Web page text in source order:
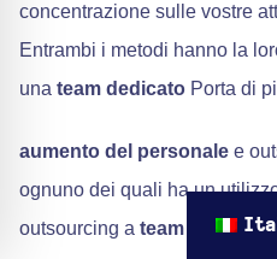
concentrazione sulle vostre
Entrambi i metodi hanno la
una team dedicato Porta di
aumento del personale e
ognuno dei quali ha un
outsourcing a team dedicato